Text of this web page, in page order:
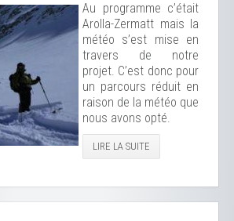
Au programme c’était
Arolla-Zermatt mais la
météo s’est mise en
travers de notre
projet. C’est donc pour
un parcours réduit en
raison de la météo que
nous avons opté.
LIRE LA SUITE